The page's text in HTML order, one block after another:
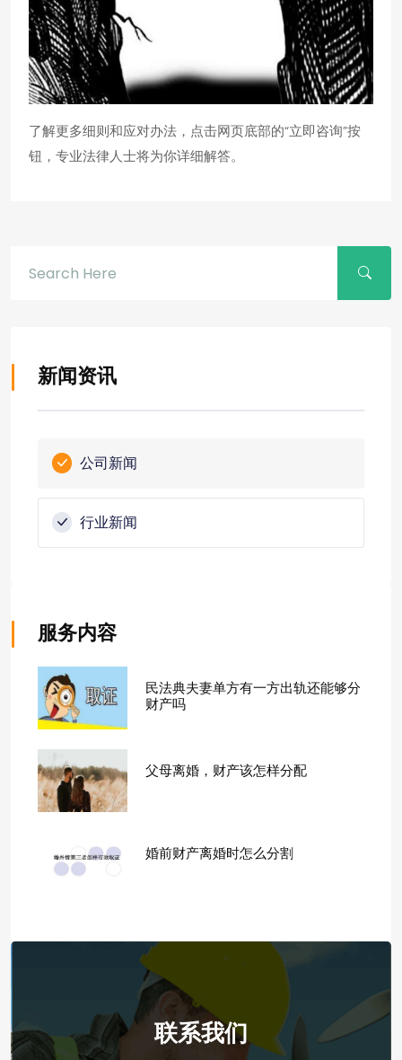
了解更多细则和应对办法，点击网页底部的“立即咨询”按
钮，专业法律人士将为你详细解答。
新闻资讯
公司新闻
行业新闻
服务内容
民法典夫妻单方有一方出轨还能够分
财产吗
父母离婚，财产该怎样分配
婚前财产离婚时怎么分割
联系我们